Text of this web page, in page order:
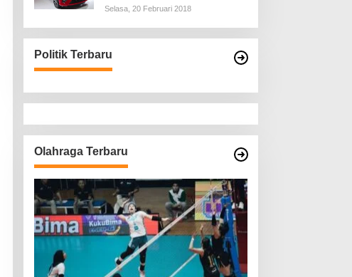
LCGC
Selasa, 20 Februari 2018
Politik Terbaru
Olahraga Terbaru